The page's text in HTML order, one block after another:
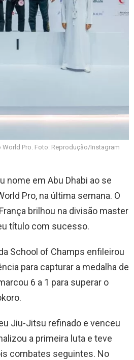
Pro. Foto: Reprodução/Instagram
nome em Abu Dhabi ao se
Pro, na última semana. O
brilhou na divisão master
título com sucesso.
School of Champs enfileirou
para capturar a medalha de
6 a 1 para superar o
Jiu-Jitsu refinado e venceu
a primeira luta e teve
combates seguintes. No